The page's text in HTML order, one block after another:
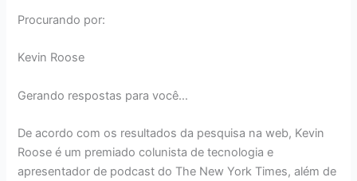
Procurando por:
Kevin Roose
Gerando respostas para você…
De acordo com os resultados da pesquisa na web, Kevin
Roose é um premiado colunista de tecnologia e
apresentador de podcast do The New York Times, além de